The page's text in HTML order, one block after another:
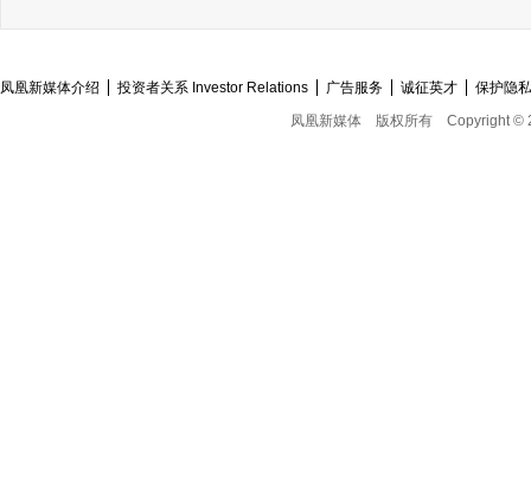
凤凰新媒体介绍 投资者关系 Investor Relations 广告服务 诚征英才
保护隐
凤凰新媒体
版权所有 Copyright ©